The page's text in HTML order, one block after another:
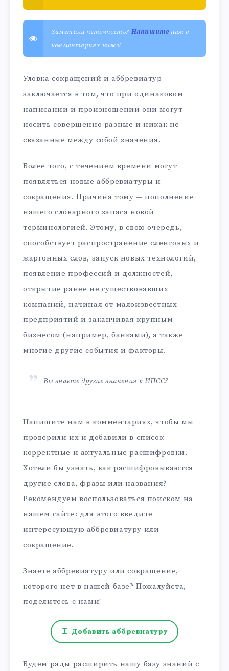
Заметили неточность? Напишитенам в
комментариях ниже!
Уловка сокращений и аббревиатур
заключается в том, что при одинаковом
написании и произношении они могут
носить совершенно разные и никак не
связанные между собой значения.
Более того, с течением времени могут
появляться новые аббревиатуры и
сокращения. Причина тому — пополнение
нашего словарного запаса новой
терминологией. Этому, в свою очередь,
способствует распространение сленговых и
жаргонных слов, запуск новых технологий,
появление профессий и должностей,
открытие ранее не существовавших
компаний, начиная от малоизвестных
предприятий и заканчивая крупным
бизнесом (например, банками), а также
многие другие события и факторы.
Вы знаете другие значения к ИПСС?
Напишите нам в комментариях, чтобы мы
проверили их и добавили в список
корректные и актуальные расшифровки.
Хотели бы узнать, как расшифровываются
другие слова, фразы или названия?
Рекомендуем воспользоваться поиском на
нашем сайте: для этого введите
интересующую аббревиатуру или
сокращение.
Знаете аббревиатуру или сокращение,
которого нет в нашей базе? Пожалуйста,
поделитесь с нами!
Добавить аббревиатуру
Будем рады расширить нашу базу знаний с